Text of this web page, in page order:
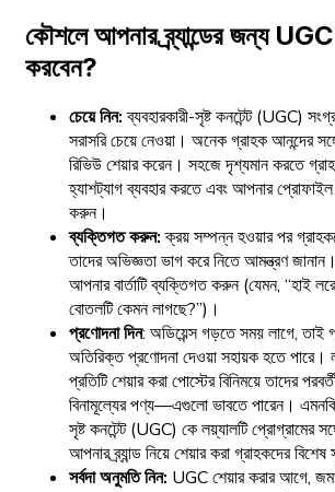
কৌশলে আপনার ব্র্যান্ডের জন্য
করবেন?
চেয়ে নিন:ব্যবহারকারী-সৃষ্ট কনটেন্ট (UGC)
সরাসরি চেয়ে নেওয়া। অনেক গ্রাহক আনন্দের
রিভিউ শেয়ার করেন। সহজে দৃশ্যমান করতে
হ্যাশট্যাগ ব্যবহার করতে এবং আপনার
করুন।
ব্যক্তিগত করুন:ক্রয় সম্পন্ন হওয়ার পর
তাদের অভিজ্ঞতা ভাগ করে নিতে আমন্ত্রণ
আপনার বার্তাটি ব্যক্তিগত করুন (যেমন, “হাই
বোতলটি কেমন লাগছে?”)।
প্রণোদনা দিন: অডিয়েন্স গড়তে সময় লাগে, তাই
অতিরিক্ত প্রণোদনা দেওয়া সহায়ক হতে পারে।
প্রতিটি শেয়ার করা পোস্টের বিনিময়ে তাদের
বিনামূল্যের পণ্য—এগুলো ভাবতে পারেন।
সৃষ্ট কনটেন্ট (UGC) কে লয়্যালটি প্রোগ্রামের
আপনার ব্র্যান্ড নিয়ে শেয়ার করা গ্রাহকদের বিশেষ
সর্বদা অনুমতি নিন: UGC শেয়ার করার আগে, জমা